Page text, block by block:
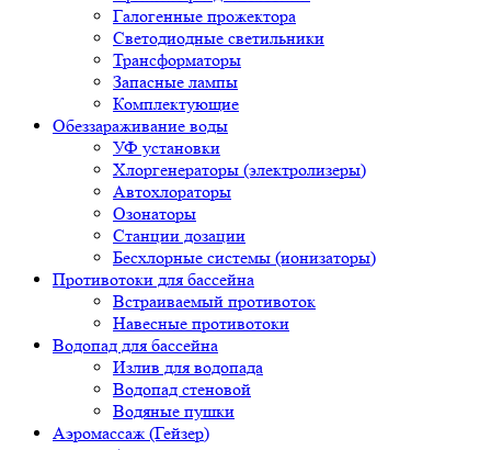
Галогенные прожектора
Светодиодные светильники
Трансформаторы
Запасные лампы
Комплектующие
Обеззараживание воды
УФ установки
Хлоргенераторы (электролизеры)
Автохлораторы
Озонаторы
Станции дозации
Бесхлорные системы (ионизаторы)
Противотоки для бассейна
Встраиваемый противоток
Навесные противотоки
Водопад для бассейна
Излив для водопада
Водопад стеновой
Водяные пушки
Аэромассаж (Гейзер)